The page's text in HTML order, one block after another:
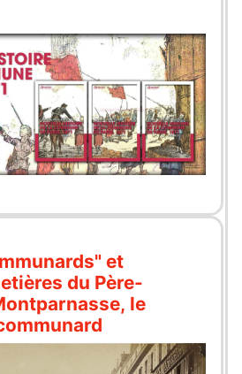
et
du Père-
le